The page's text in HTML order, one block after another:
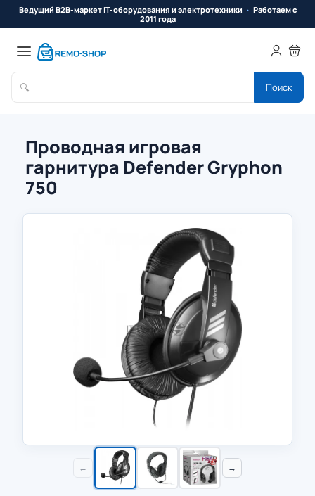
Ведущий B2B-маркет IT-оборудования и электротехники
Работаем с
2011 года
🔍 Поиск
Проводная игровая
гарнитура Defender Gryphon
750
← →